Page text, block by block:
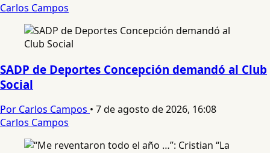
Carlos Campos
SADP de Deportes Concepción demandó al Club
Social
Por Carlos Campos • 7 de agosto de 2026, 16:08
Carlos Campos